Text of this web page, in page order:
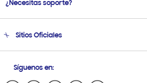
Soporte
Condiciones de Compra
¿Necesitas soporte?
Soporte vía eMail
Sitios Oficiales
Samsung Ecuador
Síguenos en: